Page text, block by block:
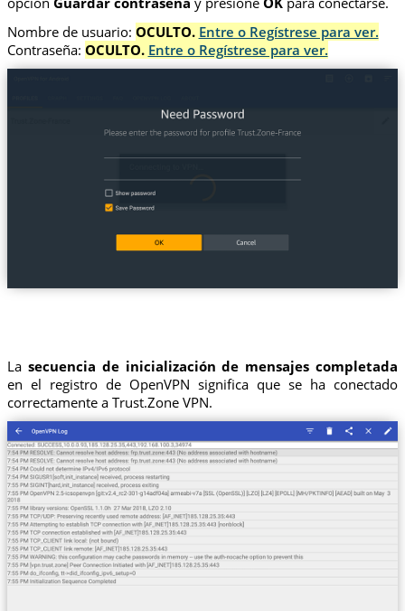
Nombre de usuario: OCULTO. Entre o Regístrese para ver.
Contraseña: OCULTO. Entre o Regístrese para ver.
La secuencia de inicialización de mensajes completada
en el registro de OpenVPN significa que se ha conectado
correctamente a Trust.Zone VPN.